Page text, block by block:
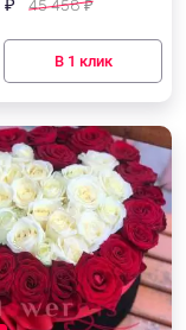
₽ 45 458₽